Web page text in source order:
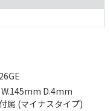
D.4mm
属 (マイナスタイプ)